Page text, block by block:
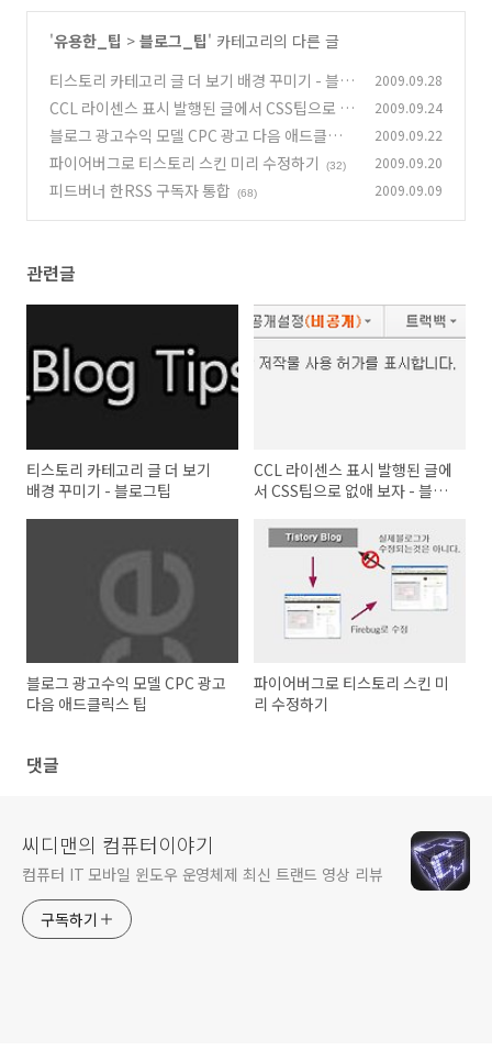
'유용한_팁 > 블로그_팁' 카테고리의 다른 글
티스토리 카테고리 글 더 보기 배경 꾸미기 - 블로
그팁
(31)
2009.09.28
CCL 라이센스 표시 발행된 글에서 CSS팁으로 없
애 보자 - 블로그팁 (23)
2009.09.24
블로그 광고수익 모델 CPC 광고 다음 애드클릭
스 팁 (43)
2009.09.22
파이어버그로 티스토리 스킨 미리 수정하기 (32) 2009.09.20
피드버너 한RSS 구독자 통합 (68) 2009.09.09
관련글
티스토리 카테고리 글 더 보기
배경 꾸미기 - 블로그팁
CCL 라이센스 표시 발행된 글에
서 CSS팁으로 없애 보자 - 블로
블로그 광고수익 모델 CPC 광고
다음 애드클릭스 팁
파이어버그로 티스토리 스킨 미
리 수정하기
댓글
씨디맨의 컴퓨터이야기
컴퓨터 IT 모바일 윈도우 운영체제 최신 트랜드 영상 리뷰
구독하기